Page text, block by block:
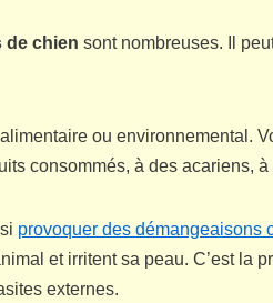
de chien sont nombreuses. Il
ou environnemental.
consommés, à des acariens,
provoquer des démangeaisons
et irritent sa peau. C’est la
externes.